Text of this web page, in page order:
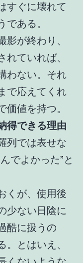
すぐに壊れて
である。
が終わり、
れていれば、
わない。それ
で応えてくれ
価値を持つ。
得できる理由
列では表せな
でよかった”と
くが、使用後
少ない日陰に
酷に扱うの
。とはいえ、